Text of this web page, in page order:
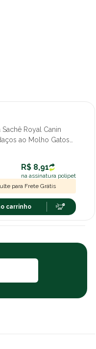
Sachê Royal Canin
ao Molho Gatos
R$ 8,91
na assinatura polipet
para Frete Grátis
carrinho